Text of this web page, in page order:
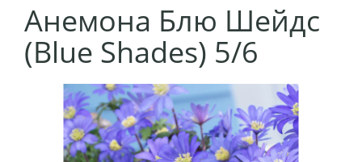
Анемона Блю Шейдс
(Blue Shades) 5/6